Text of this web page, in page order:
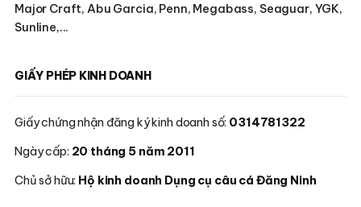
Major Craft, Abu Garcia, Penn, Megabass, Seaguar, YGK,
Sunline,...
GIẤY PHÉP KINH DOANH
Giấy chứng nhận đăng ký kinh doanh số: 0314781322
Ngày cấp: 20 tháng 5 năm 2011
Chủ sở hữu: Hộ kinh doanh Dụng cụ câu cá Đăng Ninh